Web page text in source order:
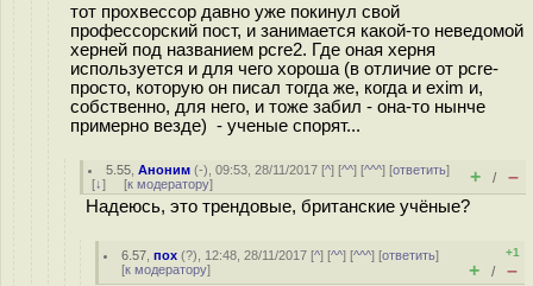
тот прохвессор давно уже покинул свой
профессорский пост, и занимается какой-то неведомой
херней под названием pcre2. Где оная херня
используется и для чего хороша (в отличие от pcre-
просто, которую он писал тогда же, когда и exim и,
собственно, для него, и тоже забил - она-то нынче
примерно везде) - ученые спорят...
5.55 ,Аноним (-), 09:53, 28/11/2017 [^] [^^] [^^^] [ответить]
[↓] [к модератору] + / –
Надеюсь, это трендовые, британские учёные?
6.57 ,пох (?), 12:48, 28/11/2017 [^] [^^] [^^^] [ответить]
[к модератору]
+1
+ / –